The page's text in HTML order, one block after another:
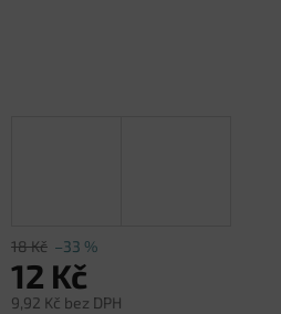
18 Kč –33 %
12 Kč
9,92 Kč bez DPH